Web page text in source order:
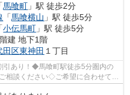
「馬喰町 」駅 徒歩2分
「馬喰横山 」駅 徒歩5分
「小伝馬町 」駅 徒歩5分
建 地下1階
田区東神田 １丁目
引あり！◆馬喰町駅徒歩5分圏内の
談ください◇ご希望に合わせて物